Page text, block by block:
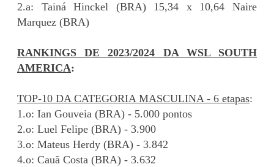
2.a: Tainá Hinckel (BRA) 15,34 x 10,64 Naire
Marquez (BRA)
RANKINGS DE 2023/2024 DA WSL SOUTH
AMERICA:
TOP-10 DA CATEGORIA MASCULINA - 6 etapas:
1.o: Ian Gouveia (BRA) - 5.000 pontos
2.o: Luel Felipe (BRA) - 3.900
3.o: Mateus Herdy (BRA) - 3.842
4.o: Cauã Costa (BRA) - 3.632